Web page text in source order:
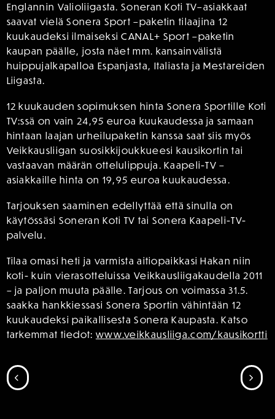
Englannin Valioliigasta. Soneran Koti TV–asiakkaat
saavat vielä Sonera Sport –paketin tilaajina 12
kuukaudeksi ilmaiseksi CANAL+ Sport –paketin
kaupan päälle, josta näet mm. kansainvälistä
huippujalkapalloa Espanjasta, Italiasta ja Mestareiden
Liigasta.
12 kuukauden sopimuksen hinta Sonera Sportille Koti
TV:ssä on vain 24,95 euroa kuukaudessa ja samaan
hintaan laajan urheilupaketin kanssa saat siis myös
Veikkausliigan suosikkijoukkueesi kausikortin tai
vastaavan määrän ottelulippuja. Kaapeli-TV –
asiakkaille hinta on 19,95 euroa kuukaudessa.
Tarjouksen saaminen edellyttää että sinulla on
käytössäsi Soneran Koti TV tai Sonera Kaapeli-TV-
palvelu.
Tilaa omasi heti ja varmista aitiopaikkasi Hakan niin
koti- kuin vierasotteluissa Veikkausliigakaudella 2011
– ja paljon muuta päälle. Tarjous on voimassa 31.5.
saakka hankkiessasi Sonera Sportin vähintään 12
kuukaudeksi paikallisesta Sonera Kaupasta. Katso
tarkemmat tiedot: www.veikkausliiga.com/kausikortti
SIIRRY EDELLISEEN